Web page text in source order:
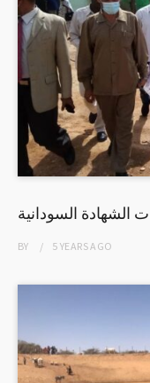
الشهادة السودانية
BY 5 YEARSAGO